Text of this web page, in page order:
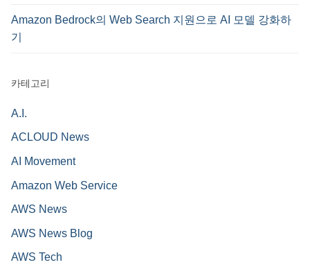
Amazon Bedrock의 Web Search 지원으로 AI 모델 강화하
기
카테고리
A.I.
ACLOUD News
AI Movement
Amazon Web Service
AWS News
AWS News Blog
AWS Tech